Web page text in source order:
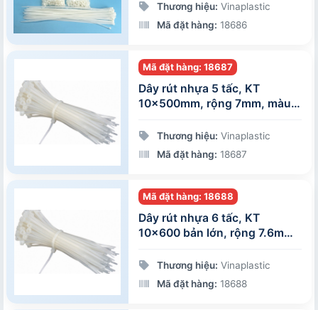
Thương hiệu: Vinaplastic
Mã đặt hàng: 18686
Mã đặt hàng: 18687
Dây rút nhựa 5 tấc, KT
10x500mm, rộng 7mm, màu
Thương hiệu: Vinaplastic
Mã đặt hàng: 18687
Mã đặt hàng: 18688
Dây rút nhựa 6 tấc, KT
10x600 bản lớn, rộng 7.6mm,
Thương hiệu: Vinaplastic
Mã đặt hàng: 18688